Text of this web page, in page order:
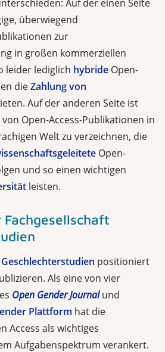
Auf der einen Seite
überwiegend
zur
in großen kommerziellen
leider lediglich hybride Open-
dieZahlung von
Auf der anderen Seite ist
Open-Access-Publikationen in
Welt zu verzeichnen, die
Open-
und so einen wichtigen
leisten.
positioniert
Als eine von vier
Open Gender Journalund
Plattform hat die
Access als wichtiges
Aufgabenspektrum verankert.